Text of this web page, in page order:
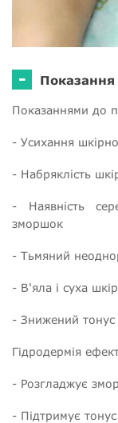
- Показання
Показаннями до
- Усихання
- Набряклість
- Наявність
зморшок
- Тьмяний
- В'яла і суха
- Знижений тонус
Гідродермія
- Розгладжує
- Підтримує тонус